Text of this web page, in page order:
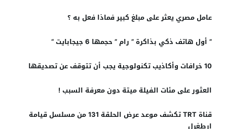
عامل مصري يعثر على مبلغ كبير فماذا فعل به ؟
” أول هاتف ذكي بذاكرة ” رام ” حجمها 6 جيجابايت “
10 خرافات وأكاذيب تكنولوجية يجب أن تتوقف عن تصديقها
العثور على مئات الفيلة ميتة دون معرفة السبب !
قناة TRT تكشف موعد عرض الحلقة 131 من مسلسل قيامة
ارطغرل